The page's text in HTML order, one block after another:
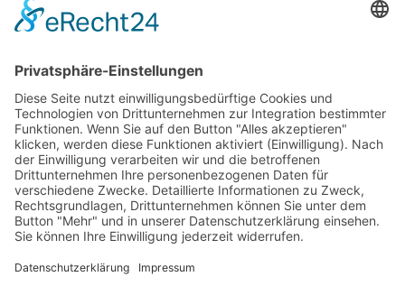
Titelregen für Max Waßmann
„Wandern mit andern“ macht in Schwiegershausen Station
40 Kinder gingen mit dem TSV auf Osternestersuche
Unterkategorien
Articles
Seite 1 von 124
Start Zurück 1 2 3 4 5 6 7 8 9
10 Weiter Ende